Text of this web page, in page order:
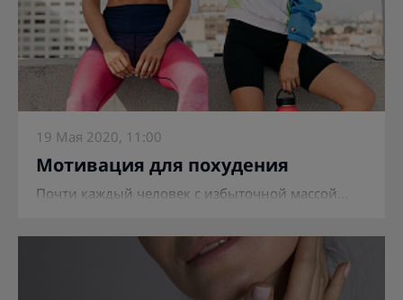
19 Мая 2020, 11:00
Мотивация для похудения
Почти каждый человек с избыточной массой...